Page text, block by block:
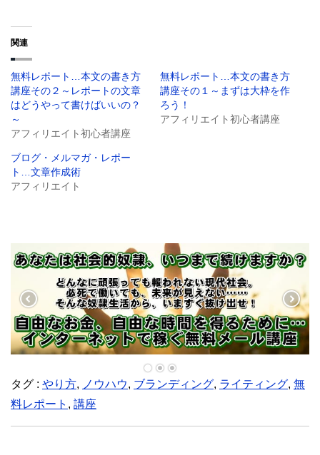
e
r
で
共
有
新
し
ウ
ィ
ン
ド
ウ
関連
無料レポート…本文の書き方
講座その２～レポートの文章
はどうやって書けばいいの？
～
アフィリエイト初心者講座
無料レポート…本文の書き方
講座その１～まずは大枠を作
ろう！
アフィリエイト初心者講座
ブログ・メルマガ・レポー
ト…文章作成術
アフィリエイト
タグ : やり方, ノウハウ, ブランディング, ライティング, 無
料レポート , 講座